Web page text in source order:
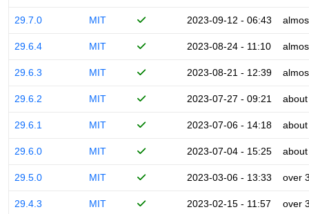
29.7.0 MIT 2023-09-12 - 06:43
29.6.4 MIT 2023-08-24 - 11:10
29.6.3 MIT 2023-08-21 - 12:39
29.6.2 MIT 2023-07-27 - 09:21
29.6.1 MIT 2023-07-06 - 14:18
29.6.0 MIT 2023-07-04 - 15:25
29.5.0 MIT 2023-03-06 - 13:33 over
29.4.3 MIT 2023-02-15 - 11:57 over